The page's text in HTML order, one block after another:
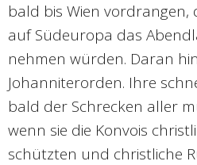
bald bis Wien vordrangen,
auf Südeuropa das
nehmen würden. Daran
Johanniterorden. Ihre
bald der Schrecken aller
wenn sie die Konvois
schützten und christliche